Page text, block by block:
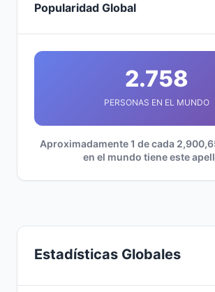
Popularidad Global
2.758
PERSONAS EN EL MUNDO
Aproximadamente 1 de cada
en el mundo tiene este
Estadísticas Globales